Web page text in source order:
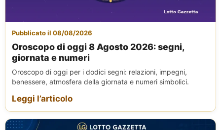
Pubblicato il 08/08/2026
Oroscopo di oggi 8 Agosto 2026: segni,
giornata e numeri
Oroscopo di oggi per i dodici segni: relazioni, impegni,
benessere, atmosfera della giornata e numeri simbolici.
Leggi l’articolo